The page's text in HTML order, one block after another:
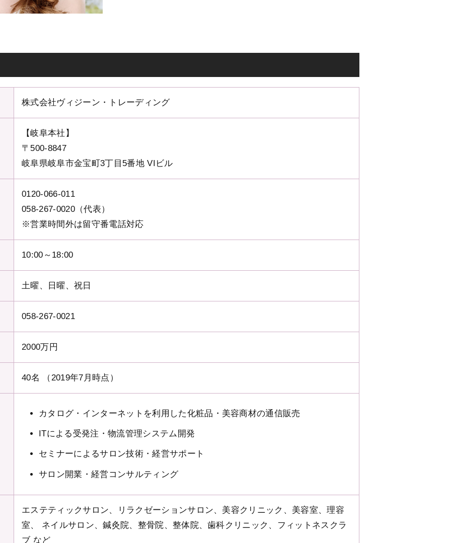
株式会社ヴィジーン・トレーディング
【岐阜本社】
〒500-8847
岐阜県岐阜市金宝町3丁目5番地 VIビル
0120-066-011
058-267-0020（代表）
※営業時間外は留守番電話対応
10:00～18:00
土曜、日曜、祝日
058-267-0021
2000万円
40名 （2019年7月時点）
カタログ・インターネットを利用した化粧品・美容商材の通信販売
ITによる受発注・物流管理システム開発
セミナーによるサロン技術・経営サポート
サロン開業・経営コンサルティング
エステティックサロン、リラクゼーションサロン、美容クリニック、美容室、理容
室、 ネイルサロン、鍼灸院、整骨院、整体院、歯科クリニック、フィットネスクラ
ブ など